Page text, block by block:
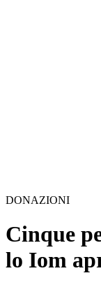
DONAZIONI
Cinque
lo Iom